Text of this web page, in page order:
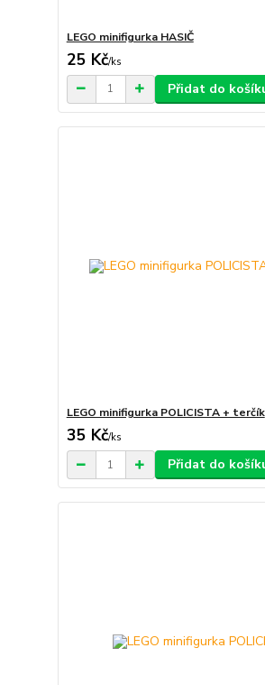
LEGO minifigurka HASIČ
25 Kč/ks
Přidat do
LEGO minifigurka POLICISTA + terčík
35 Kč/ks
Přidat do